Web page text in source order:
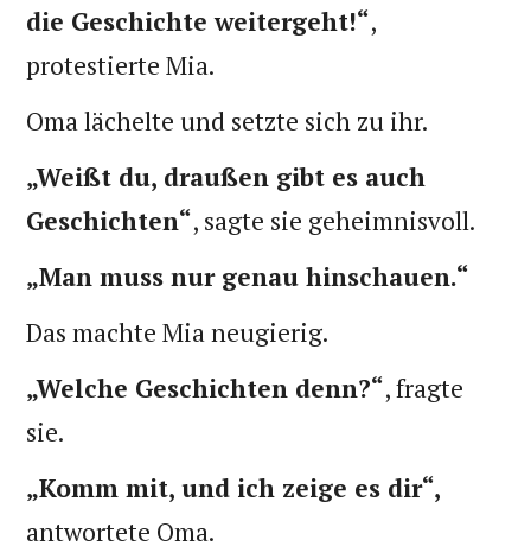
die Geschichte weitergeht!“,
protestierte Mia.
Oma lächelte und setzte sich zu ihr.
„Weißt du, draußen gibt es auch
Geschichten“, sagte sie geheimnisvoll.
„Man muss nur genau hinschauen.“
Das machte Mia neugierig.
„Welche Geschichten denn?“, fragte
sie.
„Komm mit, und ich zeige es dir“,
antwortete Oma.